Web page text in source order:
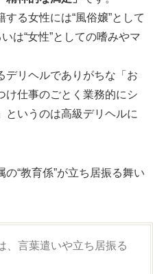
る女性には“風俗嬢”として
は“女性”としての嗜みやマ
デリヘルでありがちな「お
け仕事のごとく業務的にシ
というのは高級デリヘルに
“教育係”が立ち居振る舞い
、言葉遣いや立ち居振る